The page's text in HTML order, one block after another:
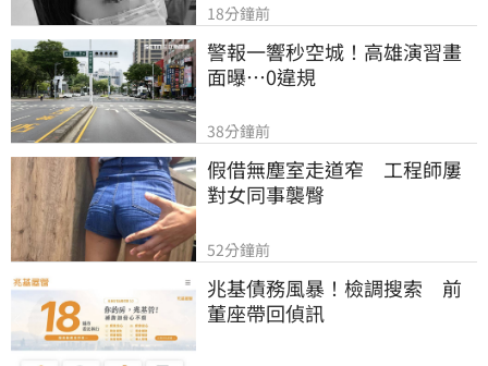
18分鐘前
警報一響秒空城！高雄演習畫
面曝…0違規
38分鐘前
假借無塵室走道窄　工程師屢
對女同事襲臀
52分鐘前
兆基債務風暴！檢調搜索　前
董座帶回偵訊